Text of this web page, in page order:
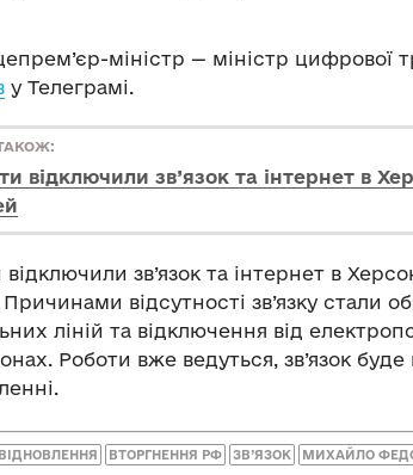
міністр — міністр
у Телеграмі.
відключили зв’язок та інтернет в
зв’язок та інтернет в
відсутності зв’язку стали
ліній та відключення від
Роботи вже ведуться, зв’язок
ВІДНОВЛЕННЯ ВТОРГНЕННЯ РФ ЗВ’ЯЗОК МИХАЙЛО